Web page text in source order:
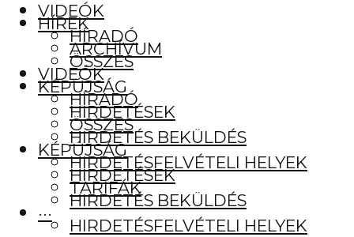
VIDEÓK
HÍRADÓ
ÖSSZES
KÉPÚJSÁG
HIRDETÉSEK
HIRDETÉS BEKÜLDÉS
HIRDETÉSFELVÉTELI HELYEK
TARIFÁK
···
HÍREK
ARCHÍVUM
VIDEÓK
HÍRADÓ
ÖSSZES
KÉPÚJSÁG
HIRDETÉSEK
HIRDETÉS BEKÜLDÉS
HIRDETÉSFELVÉTELI HELYEK